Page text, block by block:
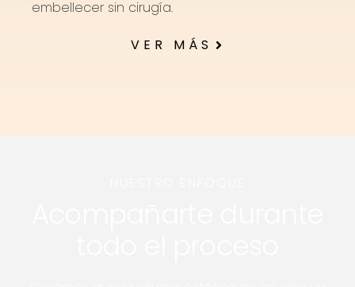
embellecer sin cirugía.
VER MÁS